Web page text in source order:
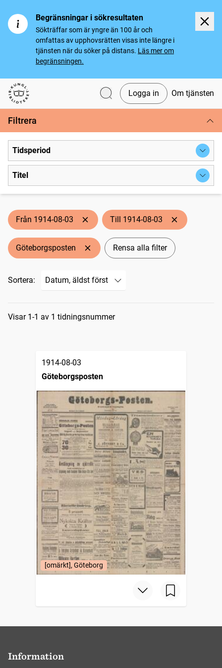
Begränsningar i sökresultaten
Sökträffar som är yngre än 100 år och
omfattas av upphovsrätten visas inte längre i
tjänsten när du söker på distans. Läs mer om
begränsningen.
Svenska tidningar
Logga in Om tjänsten
Filtrera
Tidsperiod
Titel
Från 1914-08-03 Till 1914-08-03
Göteborgsposten Rensa alla filter
Sortera:
Sökresultat
Visar 1-1 av 1 tidningsnummer
1914-08-03
Göteborgsposten
[omärkt], Göteborg
Information